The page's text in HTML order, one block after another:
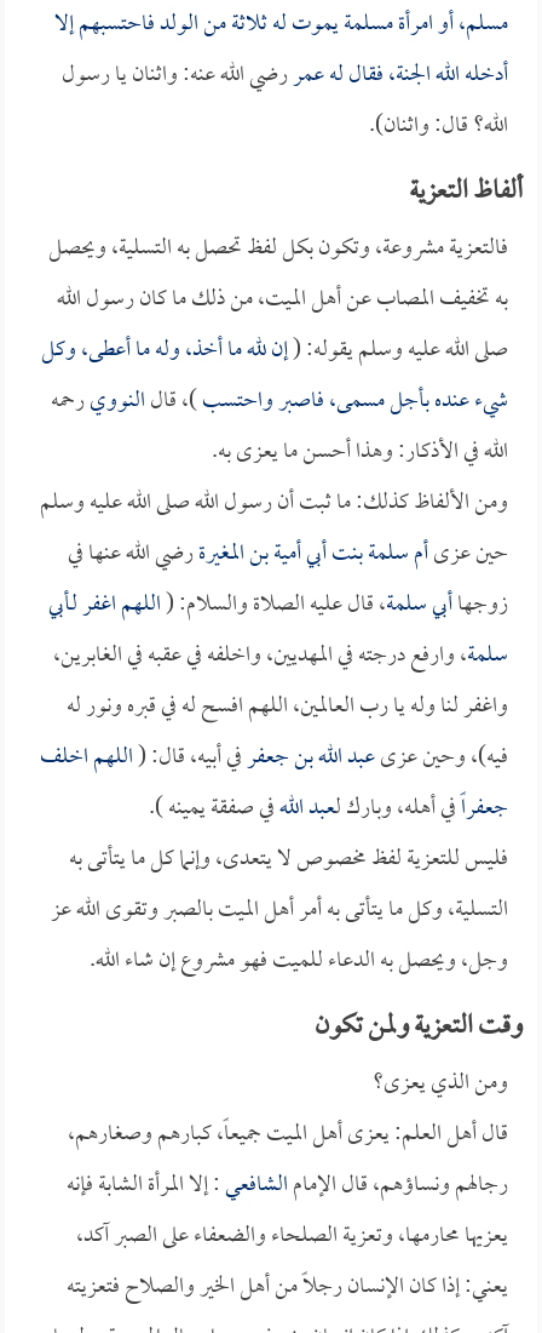
مسلم، أو امرأة مسلمة يموت له ثلاثة من الولد فاحتسبهم إلا
أدخله الله الجنة، فقال لهعمررضي الله عنه: واثنان يا رسول
الله؟ قال: واثنان).
ألفاظ التعزية
فالتعزية مشروعة، وتكون بكل لفظ تحصل به التسلية، ويحصل
به تخفيف المصاب عن أهل الميت، من ذلك ما كان رسول الله
صلى الله عليه وسلم يقوله: (إن لله ما أخذ، وله ما أعطى، وكل
شيء عنده بأجل مسمى، فاصبر واحتسب)، قالالنوويرحمه
الله في الأذكار: وهذا أحسن ما يعزى به.
ومن الألفاظ كذلك: ما ثبت أن رسول الله صلى الله عليه وسلم
حين عزىأم سلمة بنت أبي أمية بن المغيرةرضي الله عنها في
زوجهاأبي سلمة، قال عليه الصلاة والسلام: (اللهم اغفر لـأبي
سلمة، وارفع درجته في المهديين، واخلفه في عقبه في الغابرين،
واغفر لنا وله يا رب العالمين، اللهم افسح له في قبره ونور له
فيه)، وحين عزىعبد الله بن جعفرفي أبيه، قال: (اللهم اخلف
جعفراًفي أهله، وبارك لعبد اللهفي صفقة يمينه ).
فليس للتعزية لفظ مخصوص لا يتعدى، وإنما كل ما يتأتى به
التسلية، وكل ما يتأتى به أمر أهل الميت بالصبر وتقوى الله عز
وجل، ويحصل به الدعاء للميت فهو مشروع إن شاء الله.
وقت التعزية ولمن تكون
ومن الذي يعزى؟
قال أهل العلم: يعزى أهل الميت جميعاً، كبارهم وصغارهم،
رجالهم ونساؤهم، قال الإمامالشافعي: إلا المرأة الشابة فإنه
يعزيها محارمها، وتعزية الصلحاء والضعفاء على الصبر آكد،
يعني: إذا كان الإنسان رجلاً من أهل الخير والصلاح فتعزيته